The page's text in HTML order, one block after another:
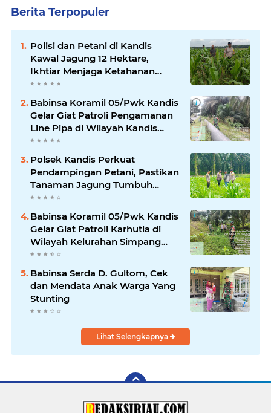
Berita Terpopuler
Polisi dan Petani di Kandis
Kawal Jagung 12 Hektare,
Ikhtiar Menjaga Ketahanan
Pangan
Babinsa Koramil 05/Pwk Kandis
Gelar Giat Patroli Pengamanan
Line Pipa di Wilayah Kandis
Kandis
Polsek Kandis Perkuat
Pendampingan Petani, Pastikan
Tanaman Jagung Tumbuh
Optimal Dukung Swasembada
Pangan Nasional
Babinsa Koramil 05/Pwk Kandis
Gelar Giat Patroli Karhutla di
Wilayah Kelurahan Simpang
Belutu
Babinsa Serda D. Gultom, Cek
dan Mendata Anak Warga Yang
Stunting
Lihat Selengkapnya